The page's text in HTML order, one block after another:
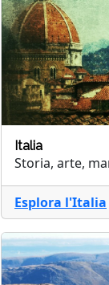
Italia
Storia, arte,
Esplora l'Italia